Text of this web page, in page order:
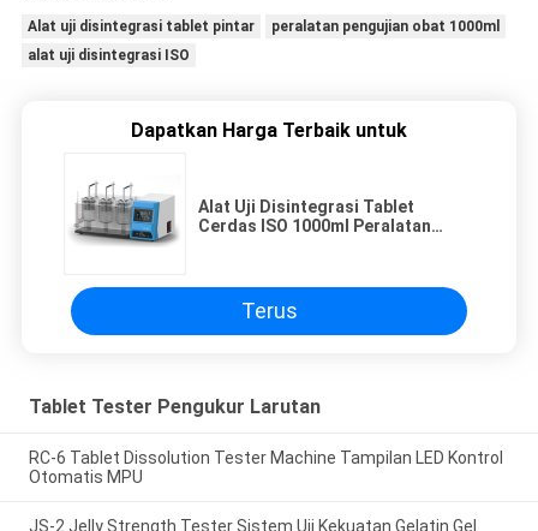
Alat uji disintegrasi tablet pintar
peralatan pengujian obat 1000ml
alat uji disintegrasi ISO
Dapatkan Harga Terbaik untuk
Alat Uji Disintegrasi Tablet
Cerdas ISO 1000ml Peralatan
Terus
Tablet Tester Pengukur Larutan
RC-6 Tablet Dissolution Tester Machine Tampilan LED Kontrol
Otomatis MPU
JS-2 Jelly Strength Tester Sistem Uji Kekuatan Gelatin Gel